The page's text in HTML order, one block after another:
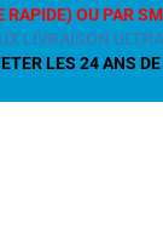
RAPIDE) OU PAR
LIVRAISON
LES 24 ANS